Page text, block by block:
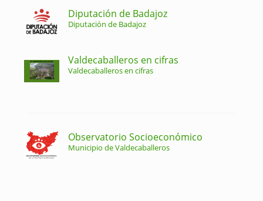
Diputación de Badajoz
Diputación de Badajoz
Valdecaballeros en cifras
Valdecaballeros en cifras
Observatorio Socioeconómico
Municipio de Valdecaballeros